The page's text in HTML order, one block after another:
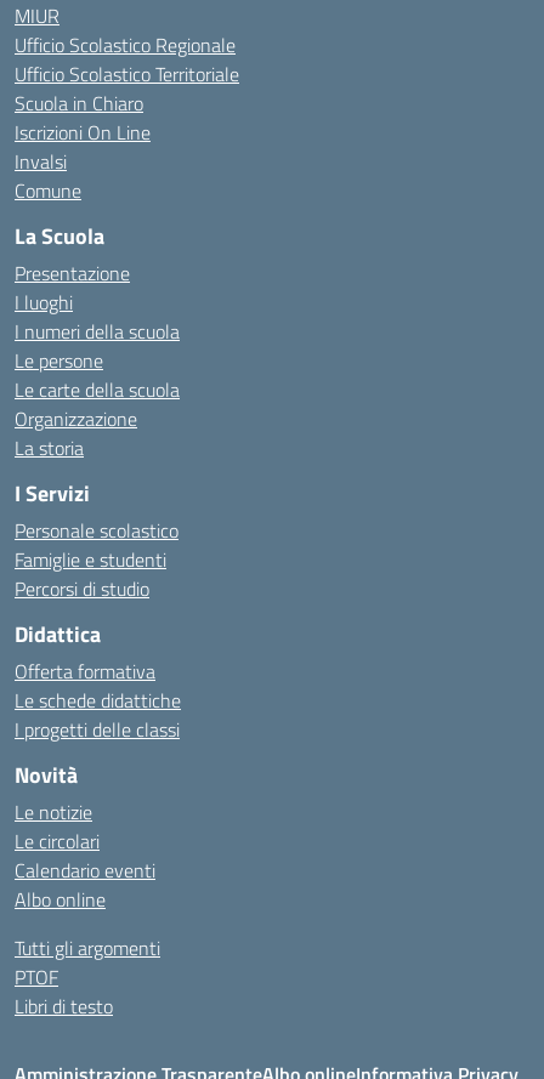
MIUR
Ufficio Scolastico Regionale
Ufficio Scolastico Territoriale
Scuola in Chiaro
Iscrizioni On Line
Invalsi
Comune
La Scuola
Presentazione
I luoghi
I numeri della scuola
Le persone
Le carte della scuola
Organizzazione
La storia
I Servizi
Personale scolastico
Famiglie e studenti
Percorsi di studio
Didattica
Offerta formativa
Le schede didattiche
I progetti delle classi
Novità
Le notizie
Le circolari
Calendario eventi
Albo online
Tutti gli argomenti
PTOF
Libri di testo